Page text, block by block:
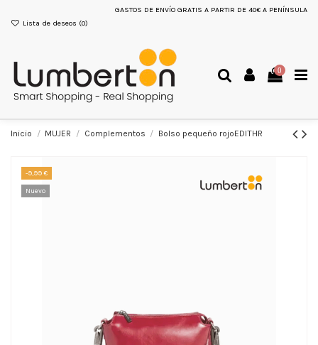
GASTOS DE ENVÍO GRATIS A PARTIR DE 40€ A PENÍNSULA
Lista de deseos (0)
0
Inicio MUJER Complementos Bolso pequeño rojoEDITHR
-9,99 €
Nuevo